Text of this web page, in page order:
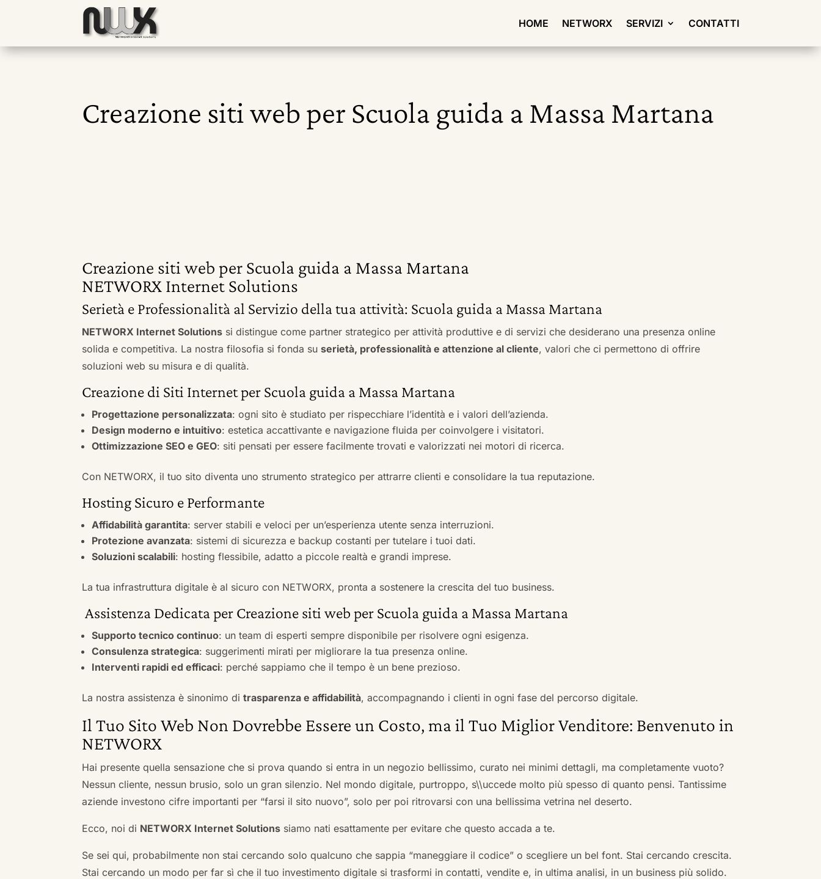
HOME NETWORX SERVIZI CONTATTI
Creazione siti web per Scuola guida a Massa Martana
Creazione siti web per Scuola guida a Massa Martana
NETWORX Internet Solutions
Serietà e Professionalità al Servizio della tua attività: Scuola guida a Massa Martana
NETWORX Internet Solutions si distingue come partner strategico per attività produttive e di servizi che desiderano una presenza online
solida e competitiva. La nostra filosofia si fonda suserietà, professionalità e attenzione al cliente, valori che ci permettono di offrire
soluzioni web su misura e di qualità.
Creazione di Siti Internet per Scuola guida a Massa Martana
Progettazione personalizzata: ogni sito è studiato per rispecchiare l’identità e i valori dell’azienda.
Design moderno e intuitivo: estetica accattivante e navigazione fluida per coinvolgere i visitatori.
Ottimizzazione SEO e GEO: siti pensati per essere facilmente trovati e valorizzati nei motori di ricerca.
Con NETWORX, il tuo sito diventa uno strumento strategico per attrarre clienti e consolidare la tua reputazione.
Hosting Sicuro e Performante
Affidabilità garantita: server stabili e veloci per un’esperienza utente senza interruzioni.
Protezione avanzata: sistemi di sicurezza e backup costanti per tutelare i tuoi dati.
Soluzioni scalabili: hosting flessibile, adatto a piccole realtà e grandi imprese.
La tua infrastruttura digitale è al sicuro con NETWORX, pronta a sostenere la crescita del tuo business.
Assistenza Dedicata per Creazione siti web per Scuola guida a Massa Martana
Supporto tecnico continuo: un team di esperti sempre disponibile per risolvere ogni esigenza.
Consulenza strategica: suggerimenti mirati per migliorare la tua presenza online.
Interventi rapidi ed efficaci: perché sappiamo che il tempo è un bene prezioso.
La nostra assistenza è sinonimo ditrasparenza e affidabilità, accompagnando i clienti in ogni fase del percorso digitale.
Il Tuo Sito Web Non Dovrebbe Essere un Costo, ma il Tuo Miglior Venditore: Benvenuto in
NETWORX
Hai presente quella sensazione che si prova quando si entra in un negozio bellissimo, curato nei minimi dettagli, ma completamente vuoto?
Nessun cliente, nessun brusio, solo un gran silenzio. Nel mondo digitale, purtroppo, s\\uccede molto più spesso di quanto pensi. Tantissime
aziende investono cifre importanti per “farsi il sito nuovo”, solo per poi ritrovarsi con una bellissima vetrina nel deserto.
Ecco, noi di NETWORX Internet Solutions siamo nati esattamente per evitare che questo accada a te.
Se sei qui, probabilmente non stai cercando solo qualcuno che sappia “maneggiare il codice” o scegliere un bel font. Stai cercando crescita.
Stai cercando un modo per far sì che il tuo investimento digitale si trasformi in contatti, vendite e, in ultima analisi, in un business più solido.